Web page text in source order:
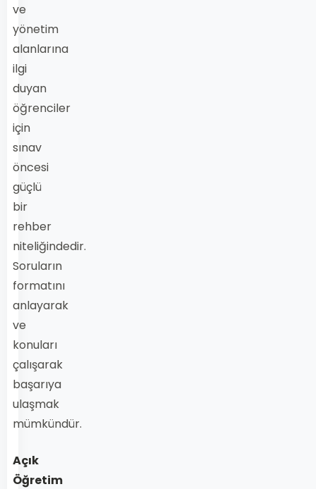
ve
yönetim
alanlarına
ilgi
duyan
öğrenciler
için
sınav
öncesi
güçlü
bir
rehber
niteliğindedir.
Soruların
formatını
anlayarak
ve
konuları
çalışarak
başarıya
ulaşmak
mümkündür.
Açık
Öğretim